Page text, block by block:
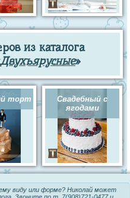
из каталога
Двухъярусные»
торт
Свадебный с
ягодами
виду или форме? Николай может